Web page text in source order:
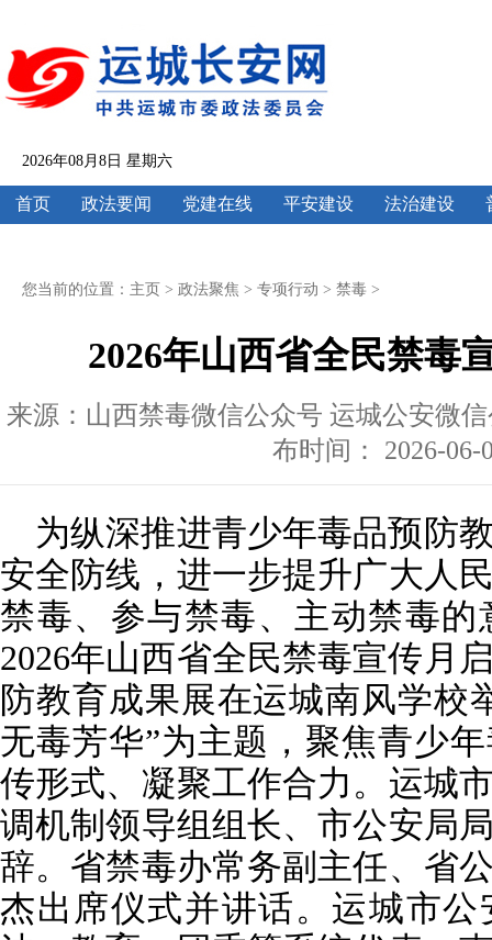
2026年08月8日 星期六
首页 政法要闻 党建在线 平安建设 法治建设
您当前的位置： 主页 > 政法聚焦 > 专项行动 > 禁毒 >
2026年山西省全民禁毒
来源：山西禁毒微信公众号 运城公安微
布时间： 2026-06-
为纵深推进青少年毒品预防
安全防线，进一步提升广大人
禁毒、参与禁毒、主动禁毒
2026年山西省全民禁毒宣传月
防教育成果展在运城南风学校
无毒芳华”为主题，聚焦青少
传形式、凝聚工作合力。运城
调机制领导组组长、市公安局
辞。省禁毒办常务副主任、省
杰出席仪式并讲话。运城市